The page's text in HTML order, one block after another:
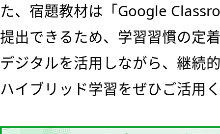
た、宿題教材は「Google
提出できるため、学習習慣の定
デジタルを活用しながら、継続
ハイブリッド学習をぜひご活用